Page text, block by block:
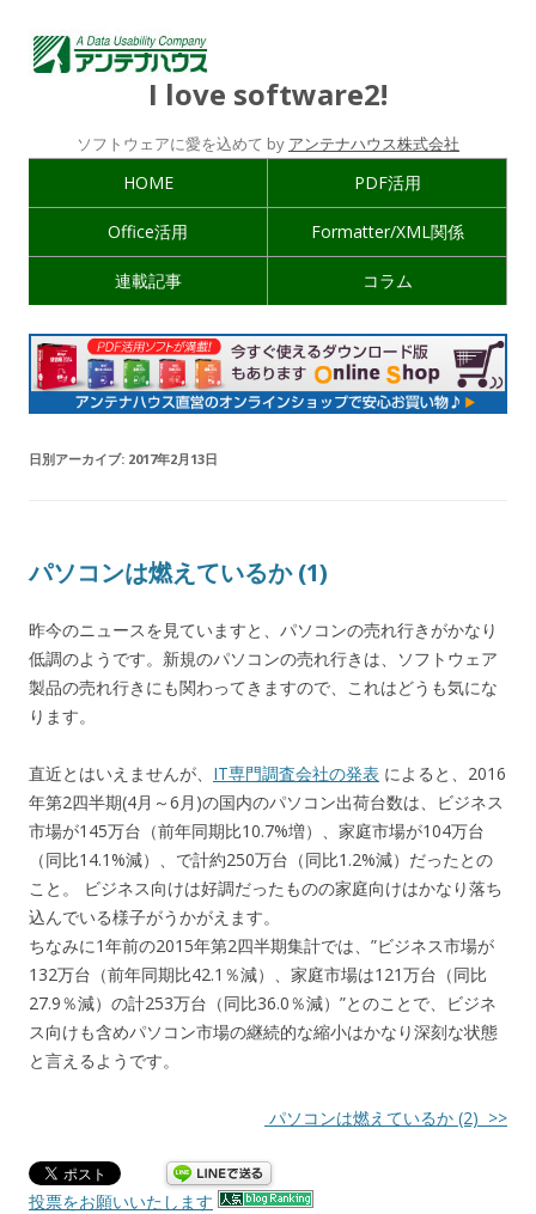
I love software2!
ソフトウェアに愛を込めて by アンテナハウス株式会社
HOME PDF活用
Office活用 Formatter/XML関係
連載記事 コラム
日別アーカイブ: 2017年2月13日
パソコンは燃えているか (1)
昨今のニュースを見ていますと、パソコンの売れ行きがかなり
低調のようです。新規のパソコンの売れ行きは、ソフトウェア
製品の売れ行きにも関わってきますので、これはどうも気にな
ります。
直近とはいえませんが、 IT専門調査会社の発表 によると、2016
年第2四半期(4月～6月)の国内のパソコン出荷台数は、ビジネス
市場が145万台（前年同期比10.7%増）、家庭市場が104万台
（同比14.1%減）、で計約250万台（同比1.2%減）だったとの
こと。 ビジネス向けは好調だったものの家庭向けはかなり落ち
込んでいる様子がうかがえます。
ちなみに1年前の2015年第2四半期集計では、”ビジネス市場が
132万台（前年同期比42.1％減）、家庭市場は121万台（同比
27.9％減）の計253万台（同比36.0％減）”とのことで、ビジネ
ス向けも含めパソコン市場の継続的な縮小はかなり深刻な状態
と言えるようです。
パソコンは燃えているか (2) >>
投票をお願いいたします